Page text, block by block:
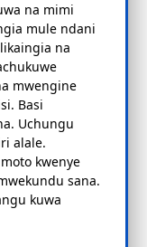
na mimi
mule ndani
na
mwengine
Basi
Uchungu
alale.
kwenye
sana.
kuwa